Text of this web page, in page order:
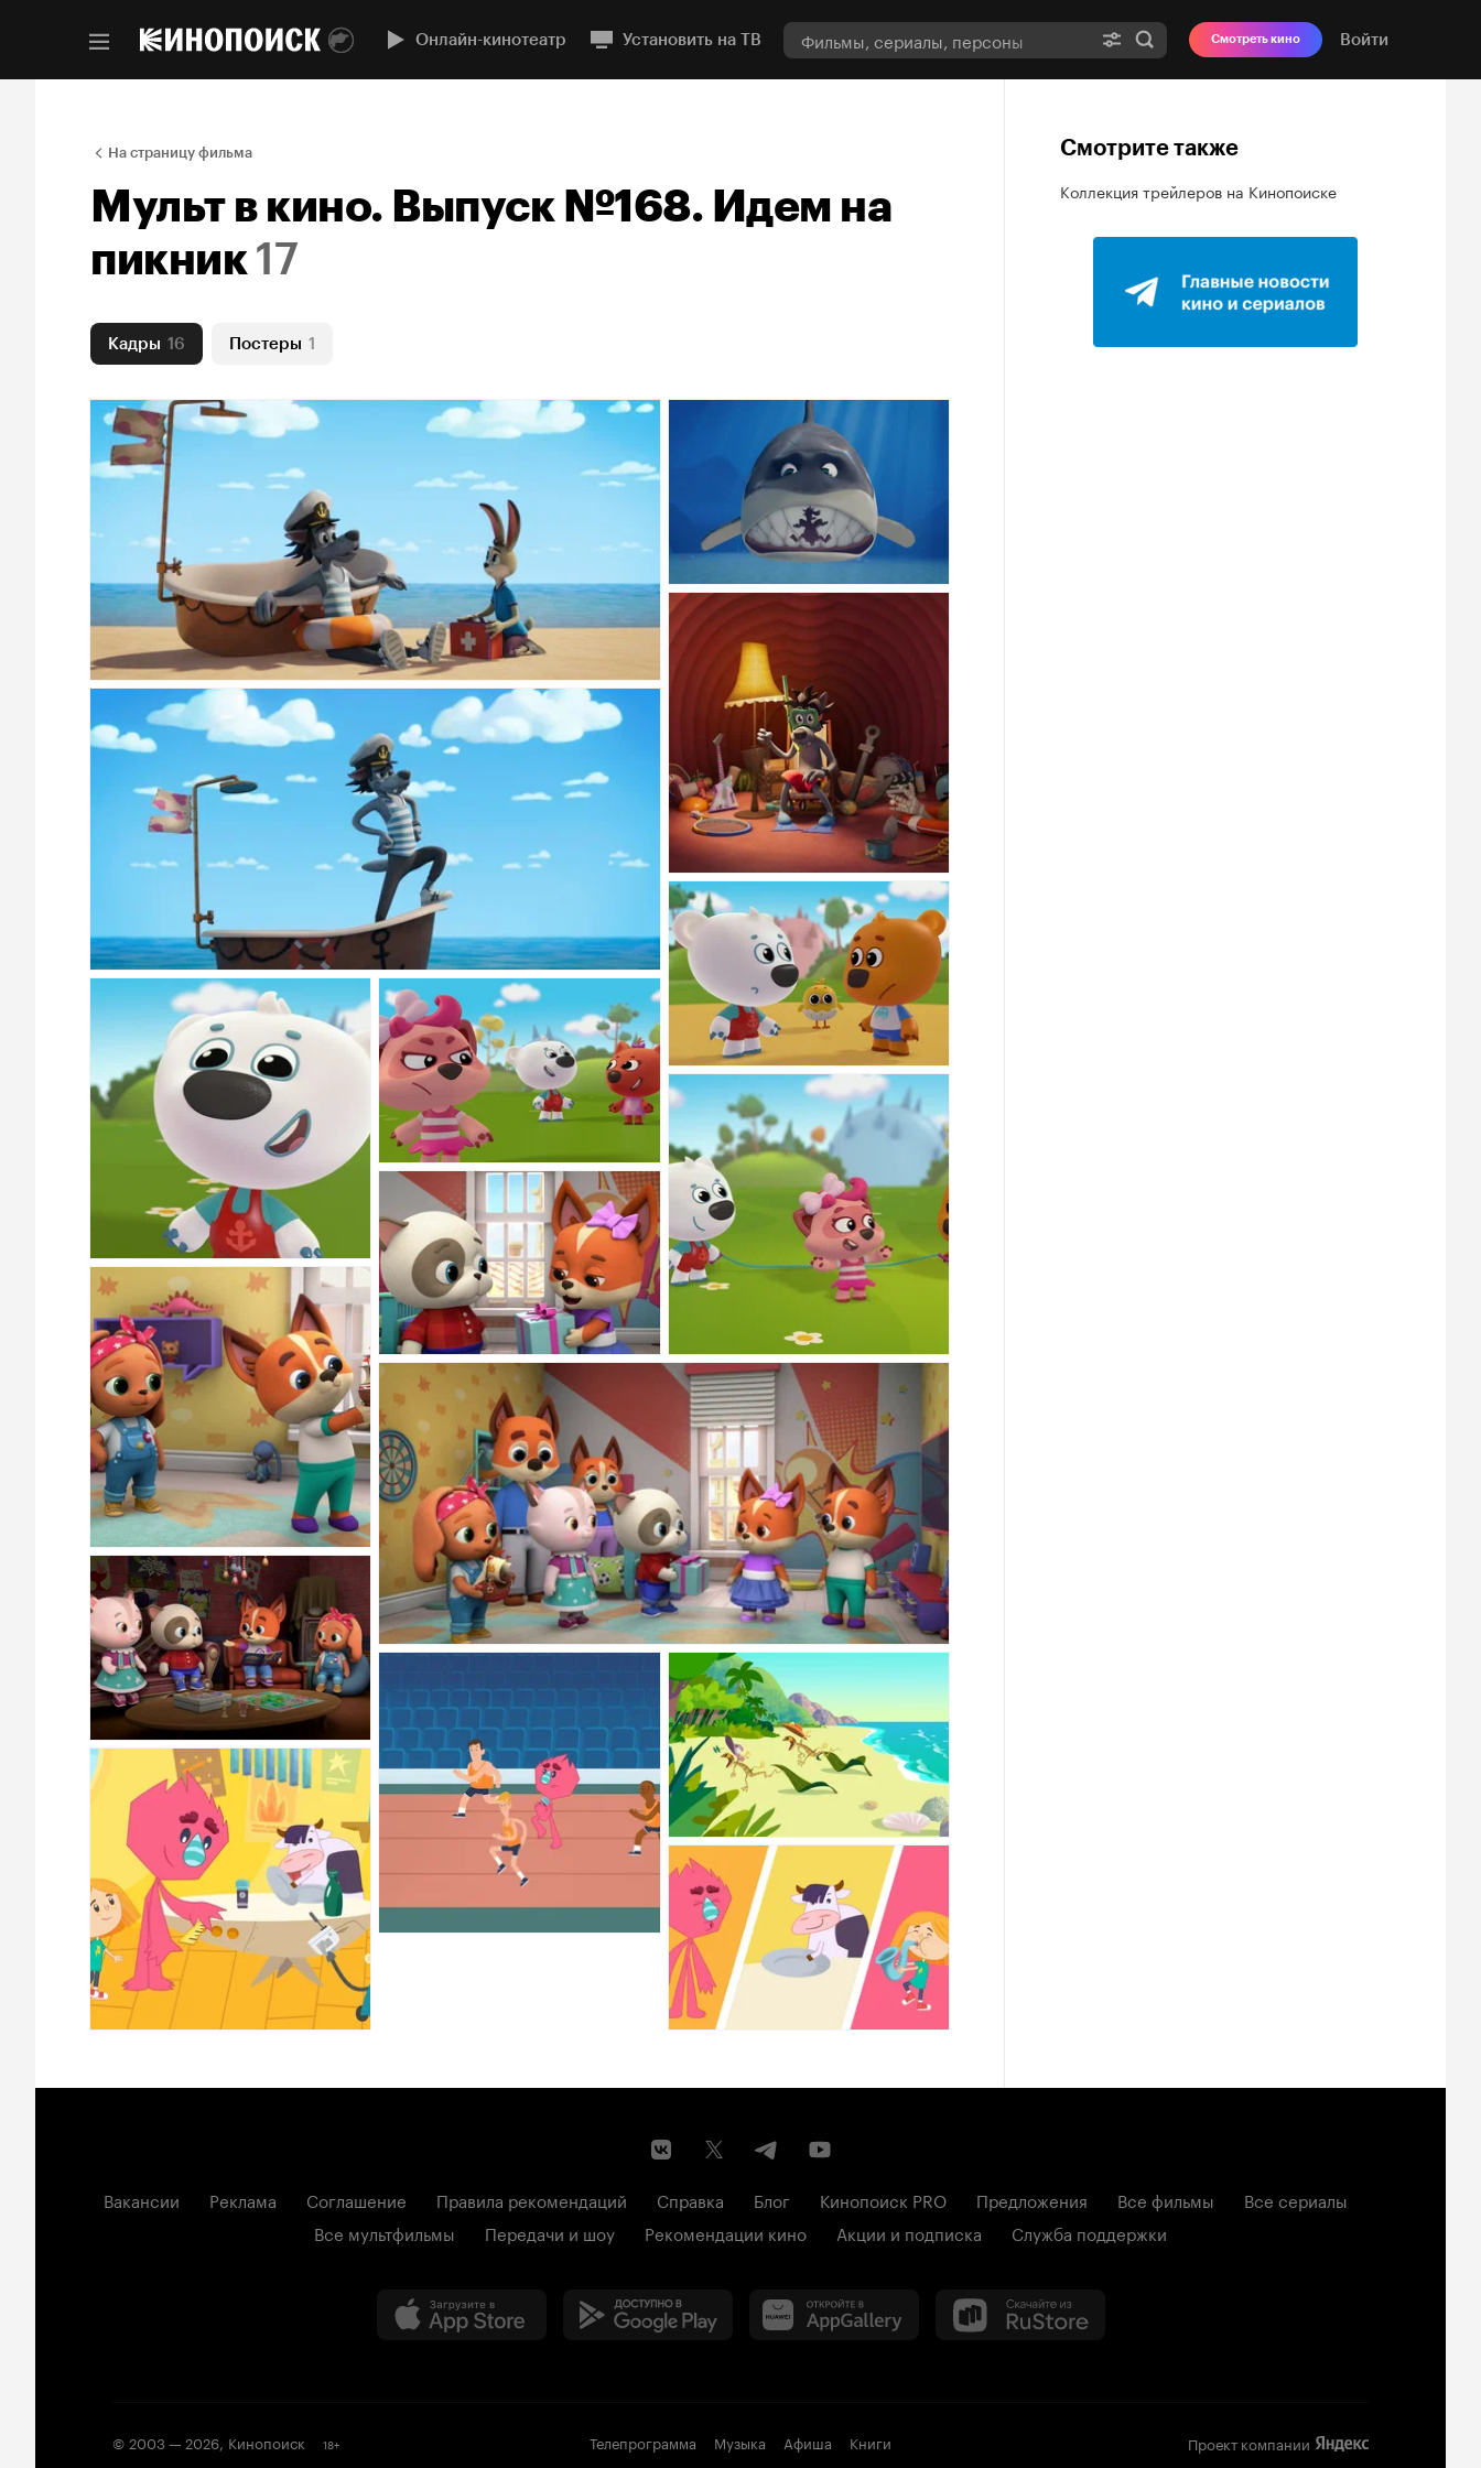
Онлайн-кинотеатр Установить на ТВ Смотреть кино Войти
На страницу фильма
Мульт в кино. Выпуск №168. Идем на
пикник17
Кадры 16 Постеры 1
Смотрите также
Коллекция трейлеров на Кинопоиске
Вакансии Реклама Соглашение Правила рекомендаций Справка Блог Кинопоиск PRO Предложения Все фильмы
Все сериалы
Все мультфильмы
Передачи и шоу Рекомендации кино Акции и подписка Служба поддержки
© 2003 —2026, Кинопоиск 18+ Телепрограмма Музыка Афиша Книги Проект компании